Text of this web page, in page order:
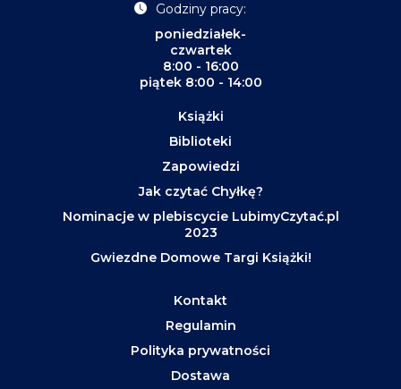
Godziny pracy:
poniedziałek-
czwartek
8:00 - 16:00
piątek 8:00 - 14:00
Książki
Biblioteki
Zapowiedzi
Jak czytać Chyłkę?
Nominacje w plebiscycie LubimyCzytać.pl
2023
Gwiezdne Domowe Targi Książki!
Kontakt
Regulamin
Polityka prywatności
Dostawa